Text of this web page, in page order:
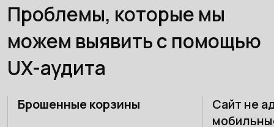
Проблемы, которые мы
можем выявить с помощью
UX-аудита
Брошенные корзины
Сайт не